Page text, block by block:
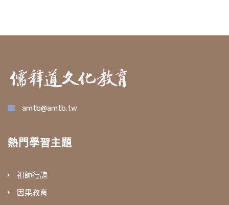
amtb@amtb.tw
熱門學習主題
祖師行誼
因果教育